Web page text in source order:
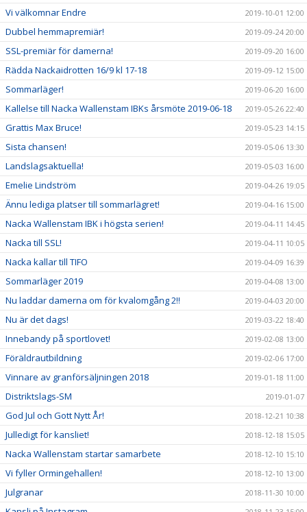
Vi välkomnar Endre 2019-10-01 12:00
Dubbel hemmapremiär! 2019-09-24 20:00
SSL-premiär för damerna! 2019-09-20 16:00
Rädda Nackaidrotten 16/9 kl 17-18 2019-09-12 15:00
Sommarläger! 2019-06-20 16:00
Kallelse till Nacka Wallenstam IBKs årsmöte 2019-06-18 2019-05-26 22:40
Grattis Max Bruce! 2019-05-23 14:15
Sista chansen! 2019-05-06 13:30
Landslagsaktuella! 2019-05-03 16:00
Emelie Lindström 2019-04-26 19:05
Ännu lediga platser till sommarlägret! 2019-04-16 15:00
Nacka Wallenstam IBK i högsta serien! 2019-04-11 14:45
Nacka till SSL! 2019-04-11 10:05
Nacka kallar till TIFO 2019-04-09 16:39
Sommarläger 2019 2019-04-08 13:00
Nu laddar damerna om för kvalomgång 2!! 2019-04-03 20:00
Nu är det dags! 2019-03-22 18:40
Innebandy på sportlovet! 2019-02-08 13:00
Föräldrautbildning 2019-02-06 17:00
Vinnare av granförsäljningen 2018 2019-01-18 11:00
Distriktslags-SM 2019-01-07
God Jul och Gott Nytt År! 2018-12-21 10:38
Julledigt för kansliet! 2018-12-18 15:05
Nacka Wallenstam startar samarbete 2018-12-10 15:10
Vi fyller Ormingehallen! 2018-12-10 13:00
Julgranar 2018-11-30 10:00